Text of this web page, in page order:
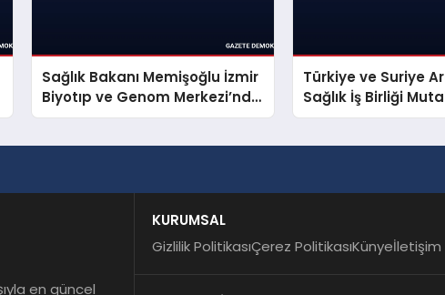
Sağlık Bakanı Memişoğlu İzmir
Biyotıp ve Genom Merkezi’nde
Üreten Sağlık Vurgusu Yaptı
Türkiye ve Suriye
Sağlık İş Birliği
İmzalandı
en güncel
KURUMSAL
Gizlilik PolitikasıÇerez PolitikasıKünyeİletişim